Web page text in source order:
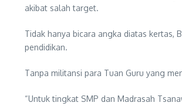
akibat salah target.
Tidak hanya bicara angka diatas kertas,
pendidikan.
Tanpa militansi para Tuan Guru yang
“Untuk tingkat SMP dan Madrasah